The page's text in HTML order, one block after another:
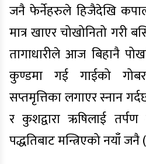
जनै फेर्नेहरुले हिजैदेखि
मात्र खाएर चोखोनितो गरी
तागाधारीले आज बिहानै
कुण्डमा गई गाईको
सप्तमृत्तिका लगाएर स्नान
र कुशद्वारा ऋषिलाई
पद्धतिबाट मन्त्रिएको नयाँ जनै